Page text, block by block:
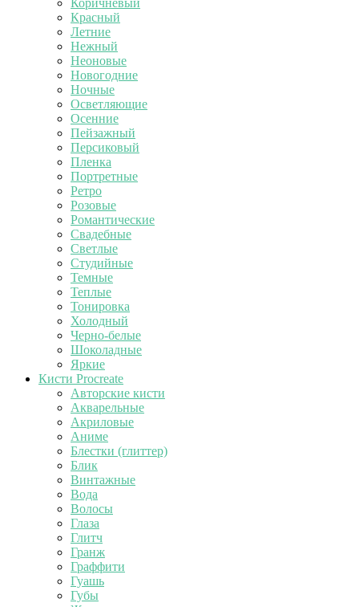
Коричневый
Красный
Летние
Нежный
Неоновые
Новогодние
Ночные
Осветляющие
Осенние
Пейзажный
Персиковый
Пленка
Портретные
Ретро
Розовые
Романтические
Свадебные
Светлые
Студийные
Темные
Теплые
Тонировка
Холодный
Черно-белые
Шоколадные
Яркие
Кисти Procreate
Авторские кисти
Акварельные
Акриловые
Аниме
Блестки (глиттер)
Блик
Винтажные
Вода
Волосы
Глаза
Глитч
Гранж
Граффити
Гуашь
Губы